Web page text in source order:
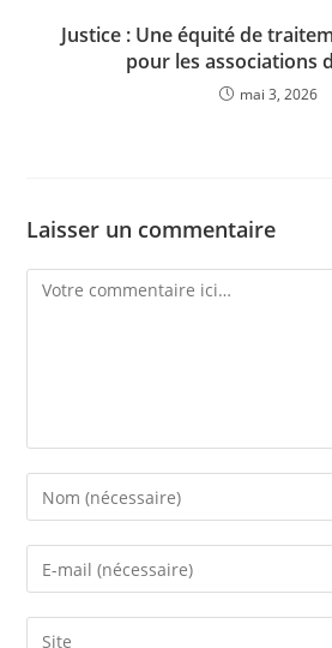
Justice : Une équité de
pour les associations
mai 3, 2026
Laisser un commentaire